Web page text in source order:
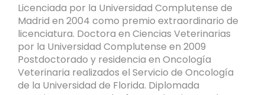
Licenciada por la Universidad Complutense de
Madrid en 2004 como premio extraordinario de
licenciatura. Doctora en Ciencias Veterinarias
por la Universidad Complutense en 2009
Postdoctorado y residencia en Oncología
Veterinaria realizados el Servicio de Oncología
de la Universidad de Florida. Diplomada